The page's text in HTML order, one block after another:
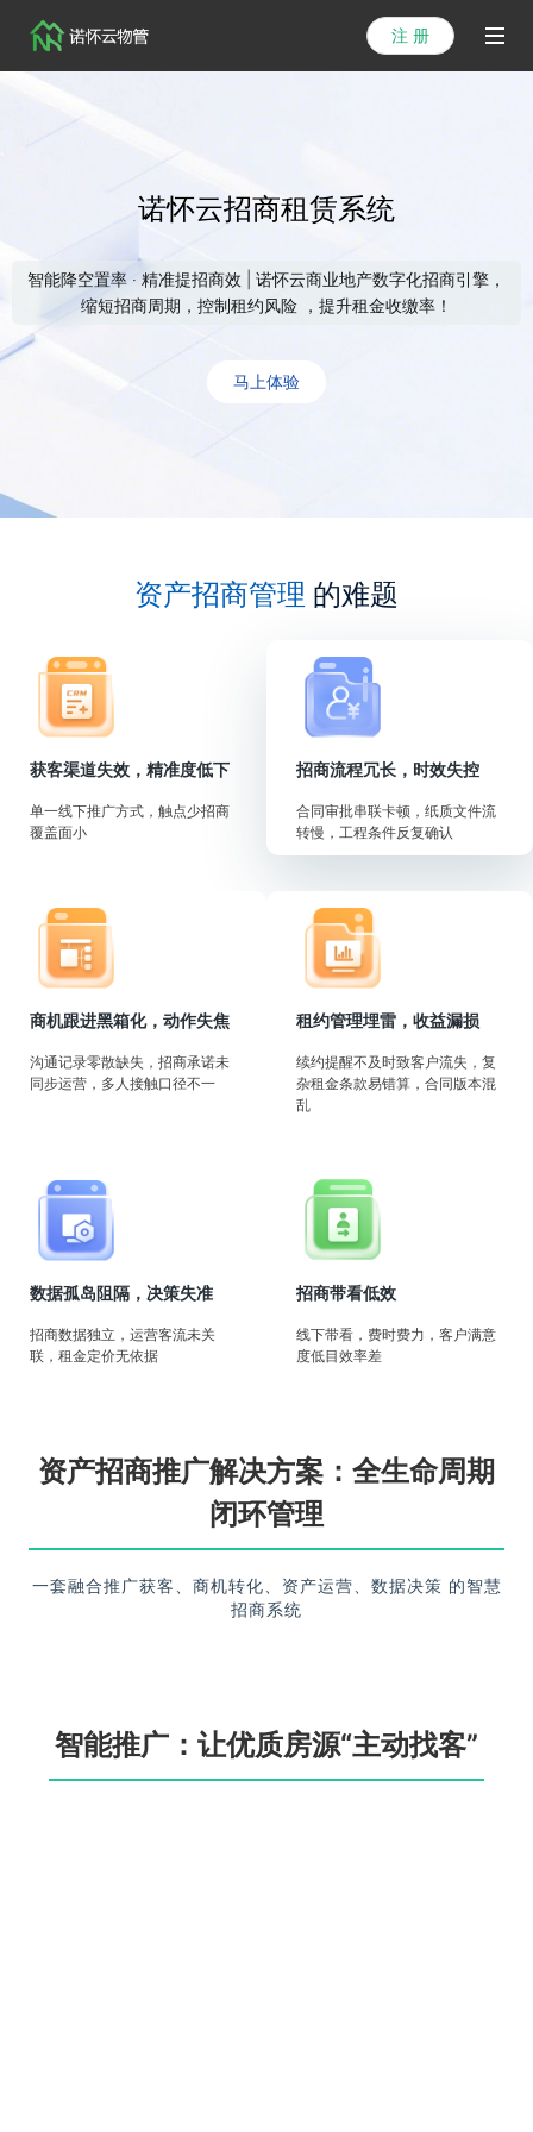
注 册
客户案例
诺怀云招商租赁系统
智能降空置率 · 精准提招商效 | 诺怀云商业地产数字化招商引擎，
缩短招商周期，控制租约风险 ，提升租金收缴率！
马上体验
资产招商管理 的难题
获客渠道失效，精准度低下
单一线下推广方式，触点少招商
覆盖面小
招商流程冗长，时效失控
合同审批串联卡顿，纸质文件流
转慢，工程条件反复确认
商机跟进黑箱化，动作失焦
沟通记录零散缺失，招商承诺未
同步运营，多人接触口径不一
租约管理埋雷，收益漏损
续约提醒不及时致客户流失，复
杂租金条款易错算，合同版本混
乱
数据孤岛阻隔，决策失准
招商数据独立，运营客流未关
联，租金定价无依据
招商带看低效
线下带看，费时费力，客户满意
度低目效率差
资产招商推广解决方案：全生命周期
闭环管理
一套融合推广获客、商机转化、资产运营、数据决策 的智慧
招商系统
智能推广：让优质房源“主动找客”